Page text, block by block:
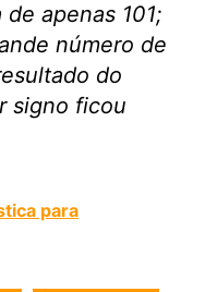
apenas 101;
número de
do
signo ficou
para